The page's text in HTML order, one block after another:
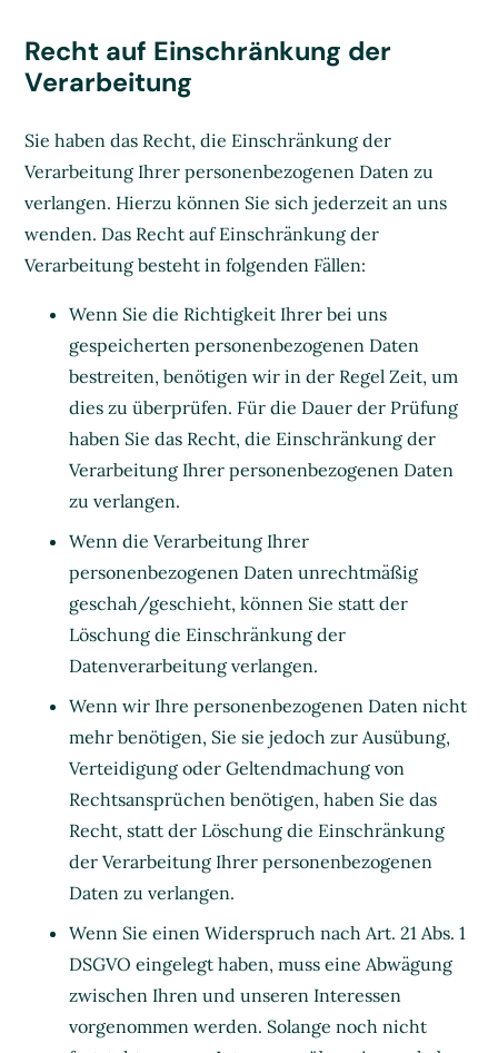
Recht auf Einschränkung der
Verarbeitung
Sie haben das Recht, die Einschränkung der
Verarbeitung Ihrer personenbezogenen Daten zu
verlangen. Hierzu können Sie sich jederzeit an uns
wenden. Das Recht auf Einschränkung der
Verarbeitung besteht in folgenden Fällen:
Wenn Sie die Richtigkeit Ihrer bei uns
gespeicherten personenbezogenen Daten
bestreiten, benötigen wir in der Regel Zeit, um
dies zu überprüfen. Für die Dauer der Prüfung
haben Sie das Recht, die Einschränkung der
Verarbeitung Ihrer personenbezogenen Daten
zu verlangen.
Wenn die Verarbeitung Ihrer
personenbezogenen Daten unrechtmäßig
geschah/geschieht, können Sie statt der
Löschung die Einschränkung der
Datenverarbeitung verlangen.
Wenn wir Ihre personenbezogenen Daten nicht
mehr benötigen, Sie sie jedoch zur Ausübung,
Verteidigung oder Geltendmachung von
Rechtsansprüchen benötigen, haben Sie das
Recht, statt der Löschung die Einschränkung
der Verarbeitung Ihrer personenbezogenen
Daten zu verlangen.
Wenn Sie einen Widerspruch nach Art. 21 Abs. 1
DSGVO eingelegt haben, muss eine Abwägung
zwischen Ihren und unseren Interessen
vorgenommen werden. Solange noch nicht